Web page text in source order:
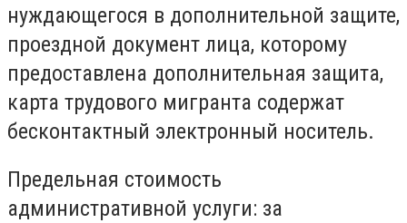
нуждающегося в дополнительной защите,
проездной документ лица, которому
предоставлена дополнительная защита,
карта трудового мигранта содержат
бесконтактный электронный носитель.
Предельная стоимость
административной услуги: за